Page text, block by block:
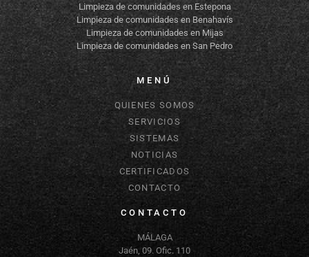
Limpieza de comunidades en Estepona
Limpieza de comunidades en Benahavís
Limpieza de comunidades en Mijas
Limpieza de comunidades en San Pedro
MENÚ
QUIENES SOMOS
SERVICIOS
SISTEMAS
NOTICIAS
CERTIFICADOS
CONTACTO
CONTACTO
MÁLAGA
Jaén, 09. Ofic. 110